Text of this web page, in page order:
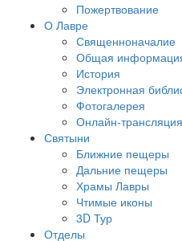
Пожертвование
О Лавре
Священноначалие
Общая
История
Электронная
Фотогалерея
Онлайн-трансляция
Святыни
Ближние пещеры
Дальние пещеры
Храмы Лавры
Чтимые иконы
3D Тур
Отделы